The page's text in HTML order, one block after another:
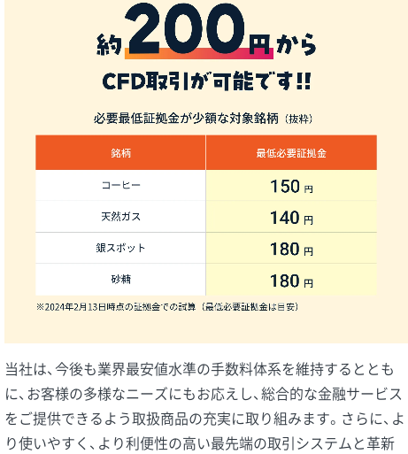
当社は、今後も業界最安値水準の手数料体系を維持するととも
に、お客様の多様なニーズにもお応えし、総合的な金融サービス
をご提供できるよう取扱商品の充実に取り組みます。さらに、よ
り使いやすく、より利便性の高い最先端の取引システムと革新